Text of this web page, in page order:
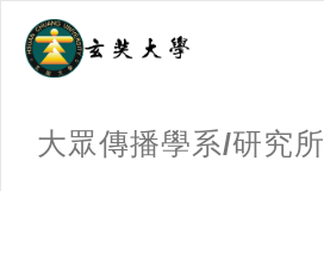
大眾傳播學系/研究所